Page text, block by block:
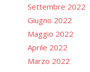
Settembre 2022
Giugno 2022
Maggio 2022
Aprile 2022
Marzo 2022